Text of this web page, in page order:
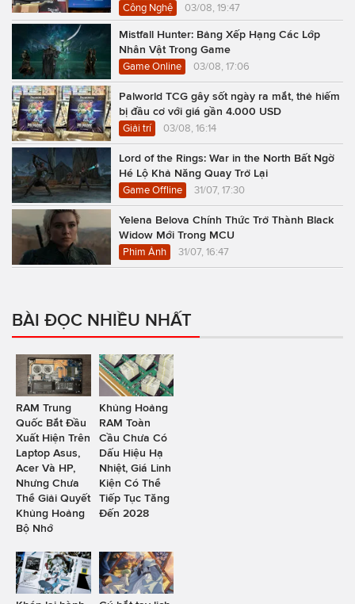
Công Nghệ 03/08, 19:47
Mistfall Hunter: Bảng Xếp Hạng Các Lớp
Nhân Vật Trong Game
Game Online 03/08, 17:06
Palworld TCG gây sốt ngày ra mắt, thẻ hiếm
bị đầu cơ với giá gần 4.000 USD
Giải trí 03/08, 16:14
Lord of the Rings: War in the North Bất Ngờ
Hé Lộ Khả Năng Quay Trở Lại
Game Offline 31/07, 17:30
Yelena Belova Chính Thức Trở Thành Black
Widow Mới Trong MCU
Phim Ảnh 31/07, 16:47
BÀI ĐỌC NHIỀU NHẤT
RAM Trung
Quốc Bắt Đầu
Xuất Hiện Trên
Laptop Asus,
Acer Và HP,
Nhưng Chưa
Thể Giải Quyết
Khủng Hoảng
Bộ Nhớ
Khủng Hoảng
RAM Toàn
Cầu Chưa Có
Dấu Hiệu Hạ
Nhiệt, Giá Linh
Kiện Có Thể
Tiếp Tục Tăng
Đến 2028